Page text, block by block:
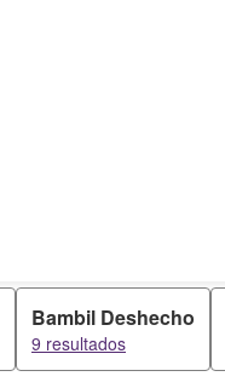
Bambil Deshecho
9 resultados